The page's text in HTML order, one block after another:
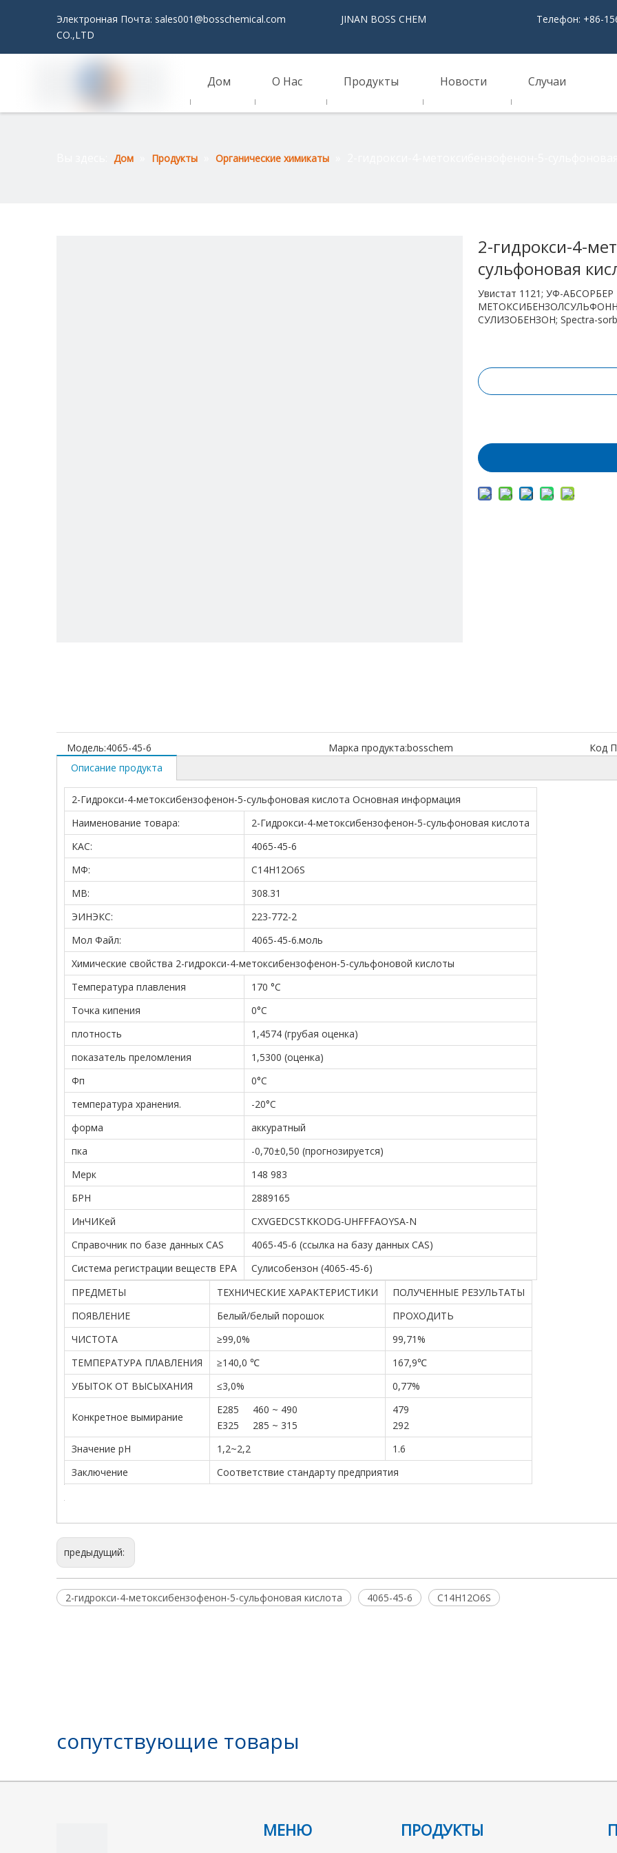
Электронная Почта: sales001@bosschemical.com JINAN BOSS CHEM
CO.,LTD
Телефон: +86-
Дом О Нас Продукты Новости Случаи
Дом Продукты Органические химикаты
2-гидрокси-4-
сульфоновая
Увистат 1121; УФ-
СУЛИЗОБЕНЗОН; Spectra-
Модель:4065-45-6 Марка продукта:bosschem Код
Описание продукта
2-Гидрокси-4-метоксибензофенон-5-сульфоновая кислота Основная информация
Наименование товара:
2-Гидрокси-4-метоксибензофенон-5-сульфоновая кислота
КАС:
4065-45-6
МФ:
C14H12O6S
МВ:
308.31
ЭИНЭКС:
223-772-2
Мол Файл:
4065-45-6.моль
Химические свойства 2-гидрокси-4-метоксибензофенон-5-сульфоновой кислоты
Температура плавления
170 °С
Точка кипения
0°С
плотность
1,4574 (грубая оценка)
показатель преломления
1,5300 (оценка)
Фп
0°С
температура хранения.
-20°С
форма
аккуратный
пка
-0,70±0,50 (прогнозируется)
Мерк
148 983
БРН
2889165
ИнЧИКей
CXVGEDCSTKKODG-UHFFFAOYSA-N
Справочник по базе данных CAS
4065-45-6 (ссылка на базу данных CAS)
Система регистрации веществ EPA
Сулисобензон (4065-45-6)
ПРЕДМЕТЫ
ТЕХНИЧЕСКИЕ ХАРАКТЕРИСТИКИ
ПОЛУЧЕННЫЕ РЕЗУЛЬТАТЫ
ПОЯВЛЕНИЕ
Белый/белый порошок
ПРОХОДИТЬ
ЧИСТОТА
≥99,0%
99,71%
ТЕМПЕРАТУРА ПЛАВЛЕНИЯ
≥140,0 ℃
167,9℃
УБЫТОК ОТ ВЫСЫХАНИЯ
≤3,0% 0,77%
Конкретное вымирание
Е285 460 ~ 490
Е325 285 ~ 315
479
292
Значение pH
1,2~2,2
1.6
Заключение
Соответствие стандарту предприятия
предыдущий:
2-гидрокси-4-метоксибензофенон-5-сульфоновая кислота 4065-45-6 C14H12O6S
сопутствующие товары
МЕНЮ ПРОДУКТЫ